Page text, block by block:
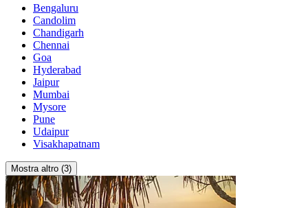
Bengaluru
Candolim
Chandigarh
Chennai
Goa
Hyderabad
Jaipur
Mumbai
Mysore
Pune
Udaipur
Visakhapatnam
Mostra altro (3)